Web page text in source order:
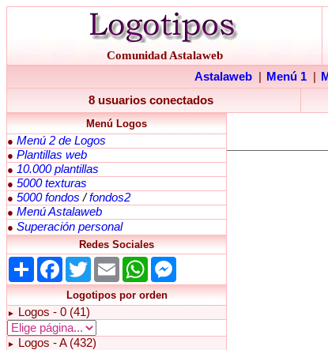
Comunidad Astalaweb
Astalaweb
Menú 1
8 usuarios conectados
Menú Logos
● Menú 2 de Logos
● Plantillas web
● 10.000 plantillas
● 5000 texturas
● 5000 fondos /fondos2
● Menú Astalaweb
● Superación personal
Redes Sociales
Share Facebook
TwitterEmail WhatsApp
Logotipos por orden
► Logos - 0 (41)
► Logos - A (432)